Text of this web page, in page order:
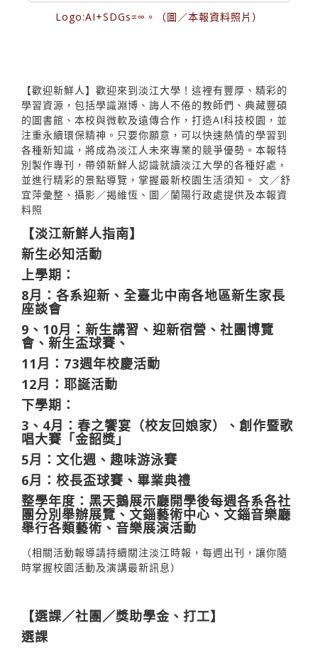
Logo:AI+SDGs=∞。（圖／本報資料照片）
【歡迎新鮮人】歡迎來到淡江大學！這裡有豐厚、精彩的
學習資源，包括學識淵博、誨人不倦的教師們、典藏豐碩
的圖書館、本校與微軟及遠傳合作，打造AI科技校園，並
注重永續環保精神。只要你願意，可以快速熱情的學習到
各種新知識，將成為淡江人未來專業的競爭優勢。本報特
別製作專刊，帶領新鮮人認識就讀淡江大學的各種好處，
並進行精彩的景點導覽，掌握最新校園生活須知。 文／舒
宜萍彙整、攝影／揭維恆、圖／蘭陽行政處提供及本報資
料照
【淡江新鮮人指南】
新生必知活動
上學期：
8月：各系迎新、全臺北中南各地區新生家長
座談會
9、10月：新生講習、迎新宿營、社團博覽
會、新生盃球賽、
11月：73週年校慶活動
12月：耶誕活動
下學期：
3、4月：春之饗宴（校友回娘家）、創作暨歌
唱大賽「金韶獎」
5月：文化週、趣味游泳賽
6月：校長盃球賽、畢業典禮
整學年度：黑天鵝展示廳開學後每週各系各社
團分別舉辦展覽、文錙藝術中心、文錙音樂廳
舉行各類藝術、音樂展演活動
（相關活動報導請持續關注淡江時報，每週出刊，讓你隨
時掌握校園活動及演講最新訊息）
【選課／社團／獎助學金、打工】
選課